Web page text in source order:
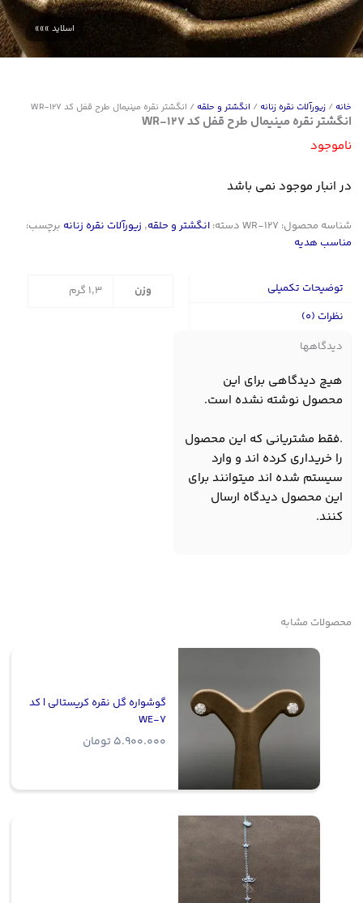
خانه / زیورآلات نقره زنانه / انگشتر و حلقه / انگشتر نقره مینیمال طرح قفل کد WR-127
انگشتر نقره مینیمال طرح قفل کد WR-127
ناموجود
در انبار موجود نمی باشد
شناسه محصول: WR-127 دسته: انگشتر و حلقه, زیورآلات نقره زنانه برچسب:
مناسب هدیه
توضیحات تکمیلی
نظرات (0)
وزن 1,3 گرم
دیدگاهها
هیچ دیدگاهی برای این
محصول نوشته نشده است.
.فقط مشتریانی که این محصول
را خریداری کرده اند و وارد
سیستم شده اند میتوانند برای
این محصول دیدگاه ارسال
کنند.
محصولات مشابه
گوشواره گل نقره کریستالی | کد
WE-7
5.900.000 تومان